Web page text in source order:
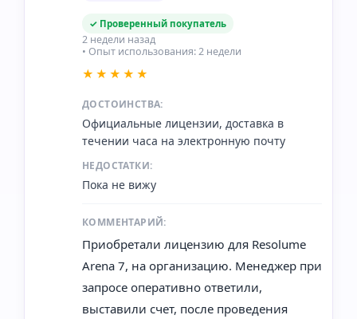
✓ Проверенный покупатель
2 недели назад
• Опыт использования: 2 недели
★★★★★
ДОСТОИНСТВА:
Официальные лицензии, доставка в
течении часа на электронную почту
НЕДОСТАТКИ:
Пока не вижу
КОММЕНТАРИЙ:
Приобретали лицензию для Resolume
Arena 7, на организацию. Менеджер при
запросе оперативно ответили,
выставили счет, после проведения